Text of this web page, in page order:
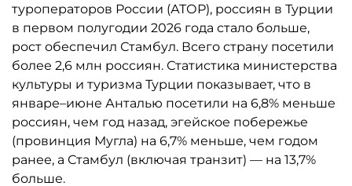
туроператоров России (АТОР), россиян в Турции
в первом полугодии 2026 года стало больше,
рост обеспечил Стамбул. Всего страну посетили
более 2,6 млн россиян. Статистика министерства
культуры и туризма Турции показывает, что в
январе–июне Анталью посетили на 6,8% меньше
россиян, чем год назад, эгейское побережье
(провинция Мугла) на 6,7% меньше, чем годом
ранее, а Стамбул (включая транзит) — на 13,7%
больше.